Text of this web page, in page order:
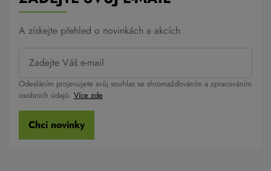
A získejte přehled o novinkách a akcích
Odesláním projevujete svůj souhlas se shromažďováním a zpracováním
osobních údajů. Více zde
Chci novinky